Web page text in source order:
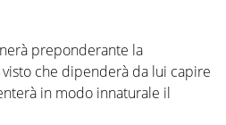
preponderante la
che dipenderà da lui capire
in modo innaturale il